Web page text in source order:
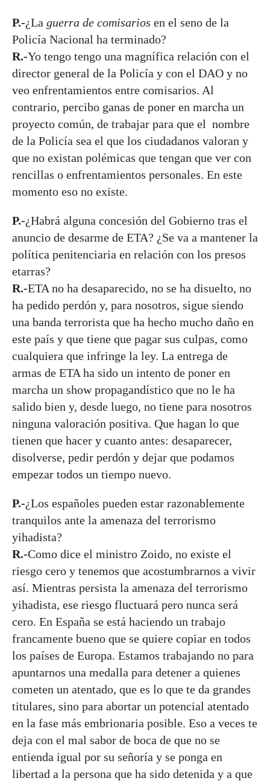
P.-¿La guerra de comisarios en el seno de la
Policía Nacional ha terminado?
R.-Yo tengo tengo una magnífica relación con el
director general de la Policía y con el DAO y no
veo enfrentamientos entre comisarios. Al
contrario, percibo ganas de poner en marcha un
proyecto común, de trabajar para que el nombre
de la Policía sea el que los ciudadanos valoran y
que no existan polémicas que tengan que ver con
rencillas o enfrentamientos personales. En este
momento eso no existe.
P.-¿Habrá alguna concesión del Gobierno tras el
anuncio de desarme de ETA? ¿Se va a mantener la
política penitenciaria en relación con los presos
etarras?
R.-ETA no ha desaparecido, no se ha disuelto, no
ha pedido perdón y, para nosotros, sigue siendo
una banda terrorista que ha hecho mucho daño en
este país y que tiene que pagar sus culpas, como
cualquiera que infringe la ley. La entrega de
armas de ETA ha sido un intento de poner en
marcha un show propagandístico que no le ha
salido bien y, desde luego, no tiene para nosotros
ninguna valoración positiva. Que hagan lo que
tienen que hacer y cuanto antes: desaparecer,
disolverse, pedir perdón y dejar que podamos
empezar todos un tiempo nuevo.
P.-¿Los españoles pueden estar razonablemente
tranquilos ante la amenaza del terrorismo
yihadista?
R.-Como dice el ministro Zoido, no existe el
riesgo cero y tenemos que acostumbrarnos a vivir
así. Mientras persista la amenaza del terrorismo
yihadista, ese riesgo fluctuará pero nunca será
cero. En España se está haciendo un trabajo
francamente bueno que se quiere copiar en todos
los países de Europa. Estamos trabajando no para
apuntarnos una medalla para detener a quienes
cometen un atentado, que es lo que te da grandes
titulares, sino para abortar un potencial atentado
en la fase más embrionaria posible. Eso a veces te
deja con el mal sabor de boca de que no se
entienda igual por su señoría y se ponga en
libertad a la persona que ha sido detenida y a que